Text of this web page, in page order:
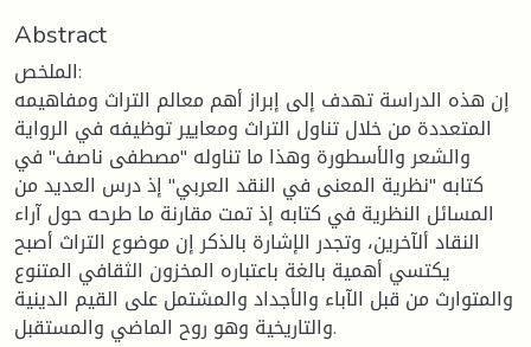
Abstract
الملخص:
إن هذه الدراسة تهدف إلى إبراز أهم معالم التراث ومفاهيمه
المتعددة من خلال تناول التراث ومعايير توظيفه في الرواية
والشعر والأسطورة وهذا ما تناوله "مصطفى ناصف" في
كتابه "نظرية المعنى في النقد العربي" إذ درس العديد من
المسائل النظرية في كتابه إذ تمت مقارنة ما طرحه حول آراء
النقاد ألآخرين، وتجدر الإشارة بالذكر إن موضوع التراث أصبح
يكتسي أهمية بالغة باعتباره المخزون الثقافي المتنوع
والمتوارث من قبل الآباء والأجداد والمشتمل على القيم الدينية
والتاريخية وهو روح الماضي والمستقبل.